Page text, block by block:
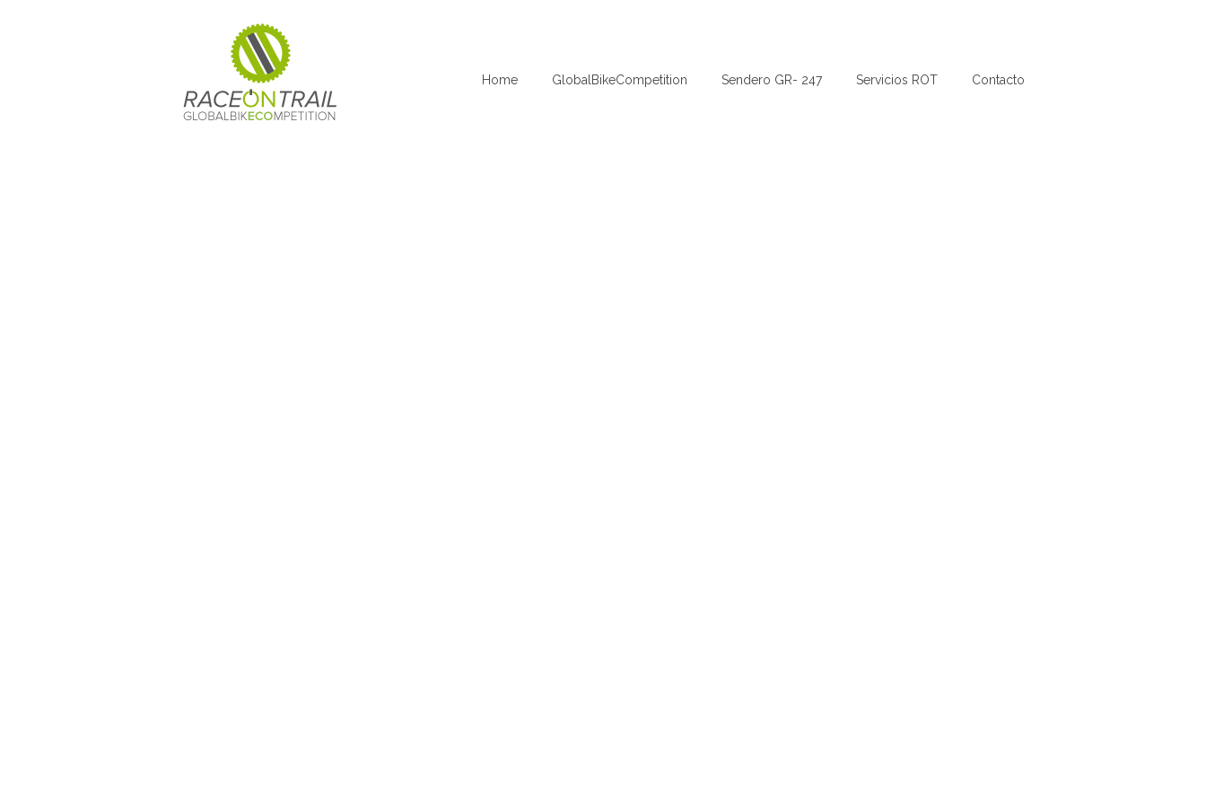
Home GlobalBikeCompetition Sendero GR- 247 Servicios ROT Contacto